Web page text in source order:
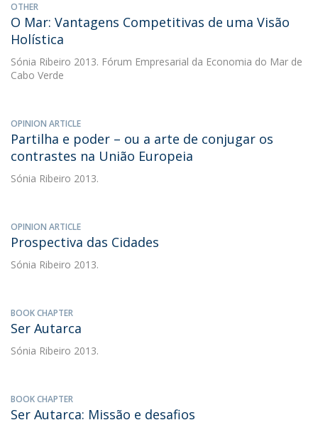
OTHER
O Mar: Vantagens Competitivas de uma Visão
Holística
Sónia Ribeiro 2013. Fórum Empresarial da Economia do Mar de
Cabo Verde
OPINION ARTICLE
Partilha e poder – ou a arte de conjugar os
contrastes na União Europeia
Sónia Ribeiro 2013.
OPINION ARTICLE
Prospectiva das Cidades
Sónia Ribeiro 2013.
BOOK CHAPTER
Ser Autarca
Sónia Ribeiro 2013.
BOOK CHAPTER
Ser Autarca: Missão e desafios